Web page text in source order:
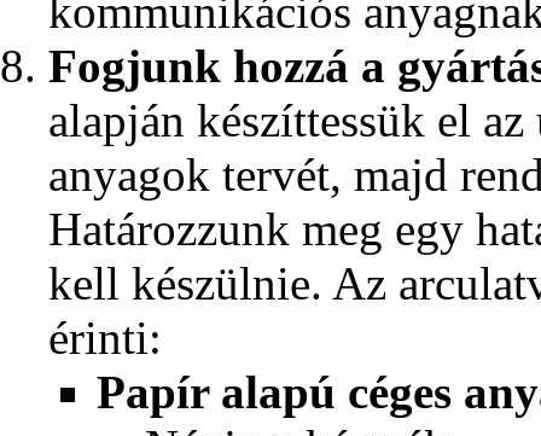
kommunikációs
Fogjunk hozzá a
alapján készíttessük el
anyagok tervét, majd
Határozzunk meg egy
kell készülnie. Az
érinti:
Papír alapú céges